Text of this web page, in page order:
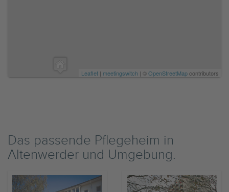
Leaflet | meetingswitch | ©OpenStreetMapcontributors
Das passende Pflegeheim in
Altenwerder und Umgebung.